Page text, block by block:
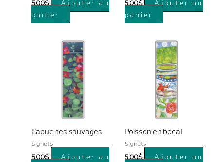
5.00$
Ajouter au
panier
5.00$
Ajouter au
panier
Capucines sauvages
Signets
5.00$
Ajouter au
Poisson en bocal
Signets
5.00$
Ajouter au